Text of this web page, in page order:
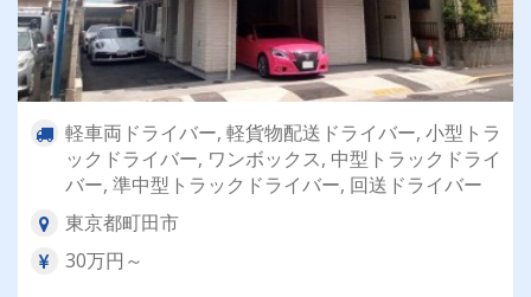
軽車両ドライバー, 軽貨物配送ドライバー, 小型トラ
ックドライバー, ワンボックス, 中型トラックドライ
バー, 準中型トラックドライバー, 回送ドライバー
東京都町田市
30万円～